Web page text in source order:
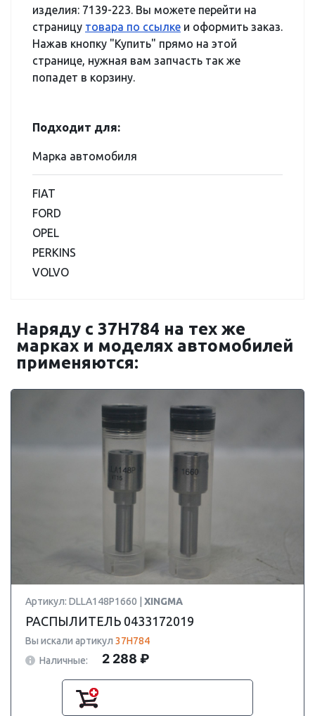
изделия: 7139-223. Вы можете перейти на
страницу товара по ссылке и оформить заказ.
Нажав кнопку "Купить" прямо на этой
странице, нужная вам запчасть так же
попадет в корзину.
Подходит для:
Марка автомобиля
FIAT
FORD
OPEL
PERKINS
VOLVO
Наряду с 37H784 на тех же
марках и моделях автомобилей
применяются:
Артикул: DLLA148P1660 | XINGMA
РАСПЫЛИТЕЛЬ 0433172019
Вы искали артикул 37H784
Наличные:
2 288 ₽